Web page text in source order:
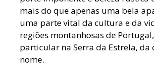
mais do que apenas uma bela
uma parte vital da cultura e da
regiões montanhosas de
particular na Serra da Estrela, da
nome.